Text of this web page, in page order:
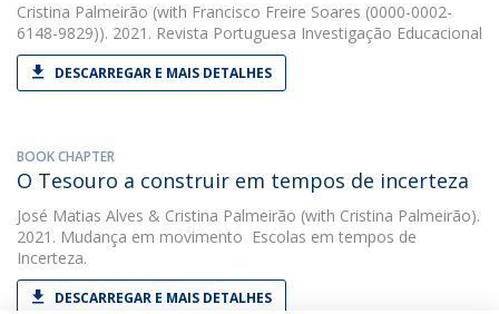
Cristina Palmeirão (with Francisco Freire Soares (0000-0002-
6148-9829)). 2021. Revista Portuguesa Investigação Educacional
DESCARREGAR E MAIS DETALHES
BOOK CHAPTER
O Tesouro a construir em tempos de incerteza
José Matias Alves & Cristina Palmeirão (with Cristina Palmeirão).
2021. Mudança em movimento  Escolas em tempos de
Incerteza.
DESCARREGAR E MAIS DETALHES